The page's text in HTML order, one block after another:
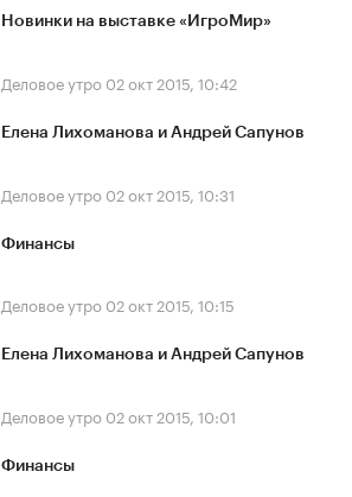
Новинки на выставке «ИгроМир»
Деловое утро 02 окт 2015, 10:42
Елена Лихоманова и Андрей Сапунов
Деловое утро 02 окт 2015, 10:31
Финансы
Деловое утро 02 окт 2015, 10:15
Елена Лихоманова и Андрей Сапунов
Деловое утро 02 окт 2015, 10:01
Финансы